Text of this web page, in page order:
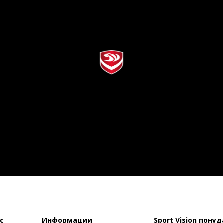
Информации Sport Vision